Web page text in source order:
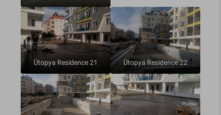
Ütopya Residence 21 Ütopya Residence 22